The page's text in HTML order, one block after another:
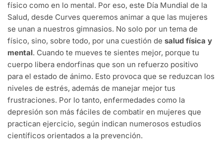
físico como en lo mental. Por eso, este Día Mundial de la
Salud, desde Curves queremos animar a que las mujeres
se unan a nuestros gimnasios. No solo por un tema de
físico, sino, sobre todo, por una cuestión de salud física y
mental. Cuando te mueves te sientes mejor, porque tu
cuerpo libera endorfinas que son un refuerzo positivo
para el estado de ánimo. Esto provoca que se reduzcan los
niveles de estrés, además de manejar mejor tus
frustraciones. Por lo tanto, enfermedades como la
depresión son más fáciles de combatir en mujeres que
practican ejercicio, según indican numerosos estudios
científicos orientados a la prevención.